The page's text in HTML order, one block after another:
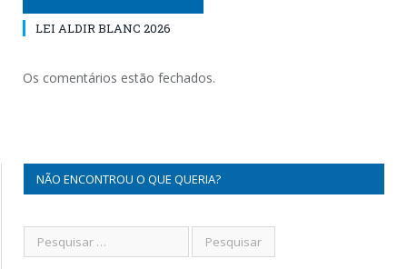
LEI ALDIR BLANC 2026
Os comentários estão fechados.
NÃO ENCONTROU O QUE QUERIA?